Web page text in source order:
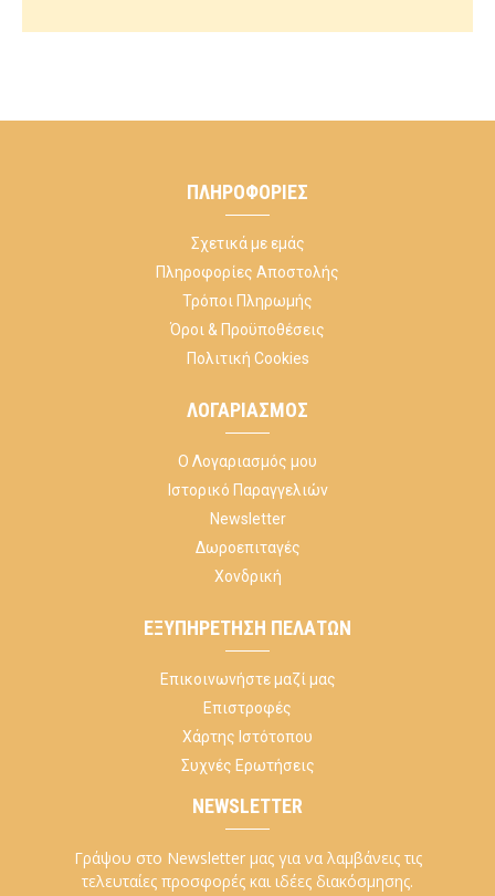
ΠΛΗΡΟΦΟΡΊΕΣ
Σχετικά με εμάς
Πληροφορίες Αποστολής
Τρόποι Πληρωμής
Όροι & Προϋποθέσεις
Πολιτική Cookies
ΛΟΓΑΡΙΑΣΜΌΣ
Ο Λογαριασμός μου
Ιστορικό Παραγγελιών
Newsletter
Δωροεπιταγές
Χονδρική
ΕΞΥΠΗΡΈΤΗΣΗ ΠΕΛΑΤΏΝ
Επικοινωνήστε μαζί μας
Επιστροφές
Χάρτης Ιστότοπου
Συχνές Ερωτήσεις
NEWSLETTER
Γράψου στο Newsletter μας για να λαμβάνεις τις
τελευταίες προσφορές και ιδέες διακόσμησης.